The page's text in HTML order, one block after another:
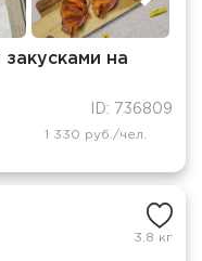
закусками на
ID: 736809
1 330 руб./чел.
3.8 кг